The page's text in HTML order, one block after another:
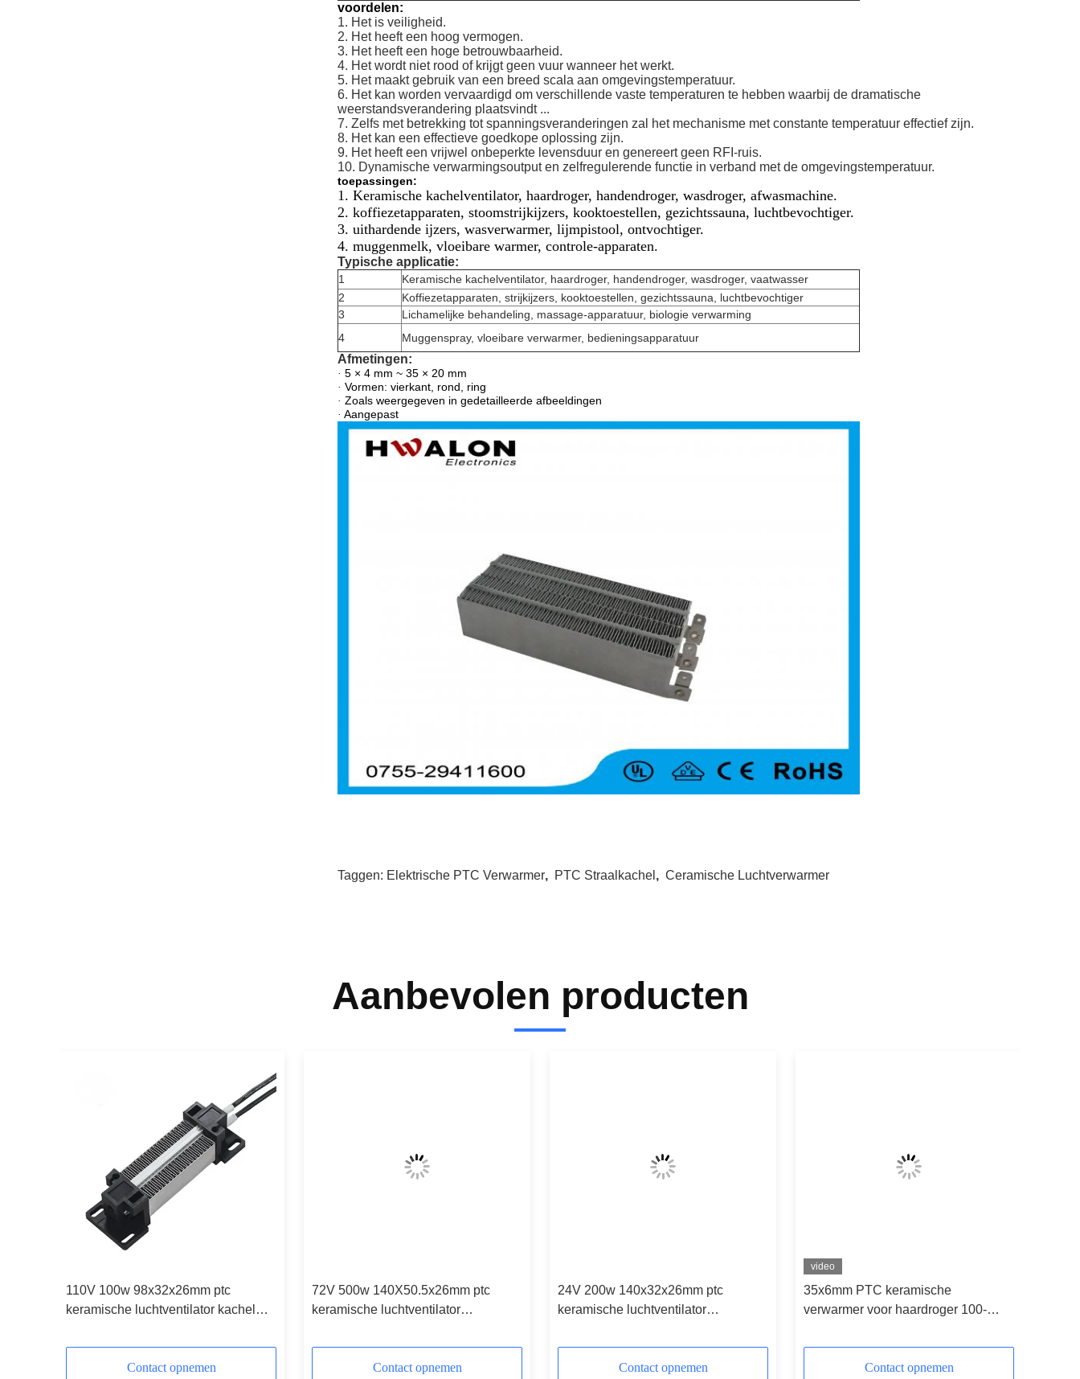
voordelen:
1. Het is veiligheid.
2. Het heeft een hoog vermogen.
3. Het heeft een hoge betrouwbaarheid.
4. Het wordt niet rood of krijgt geen vuur wanneer het werkt.
5. Het maakt gebruik van een breed scala aan omgevingstemperatuur.
6. Het kan worden vervaardigd om verschillende vaste temperaturen te hebben waarbij de dramatische
weerstandsverandering plaatsvindt ...
7. Zelfs met betrekking tot spanningsveranderingen zal het mechanisme met constante temperatuur effectief zijn.
8. Het kan een effectieve goedkope oplossing zijn.
9. Het heeft een vrijwel onbeperkte levensduur en genereert geen RFI-ruis.
10. Dynamische verwarmingsoutput en zelfregulerende functie in verband met de omgevingstemperatuur.
toepassingen:
1. Keramische kachelventilator, haardroger, handendroger, wasdroger, afwasmachine.
2. koffiezetapparaten, stoomstrijkijzers, kooktoestellen, gezichtssauna, luchtbevochtiger.
3. uithardende ijzers, wasverwarmer, lijmpistool, ontvochtiger.
4. muggenmelk, vloeibare warmer, controle-apparaten.
Typische applicatie:
1
Keramische kachelventilator, haardroger, handendroger, wasdroger, vaatwasser
2
Koffiezetapparaten, strijkijzers, kooktoestellen, gezichtssauna, luchtbevochtiger
3
Lichamelijke behandeling, massage-apparatuur, biologie verwarming
4
Muggenspray, vloeibare verwarmer, bedieningsapparatuur
Afmetingen:
· 5 × 4 mm ~ 35 × 20 mm
· Vormen: vierkant, rond, ring
· Zoals weergegeven in gedetailleerde afbeeldingen
· Aangepast
Taggen: Elektrische PTC Verwarmer, PTC Straalkachel , Ceramische Luchtverwarmer
Aanbevolen producten
110V 100w 98x32x26mm ptc
keramische luchtventilator kachel
airconditioning/Auto / Apparatuur/
Algemeen Elektrisch Apparaat/
Contact opnemen
72V 500w 140X50.5x26mm ptc
keramische luchtventilator
airconditioning/Auto/Uitrusting/Algemeen
Contact opnemen
24V 200w 140x32x26mm ptc
keramische luchtventilator
airconditioningsystemen
Contact opnemen
video
35x6mm PTC keramische
verwarmer voor haardroger 100-
efficiëntie thermostatische
verwarmer op maat
Contact opnemen